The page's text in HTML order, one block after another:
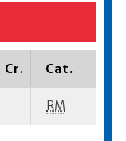
Cr. Cat.
RM